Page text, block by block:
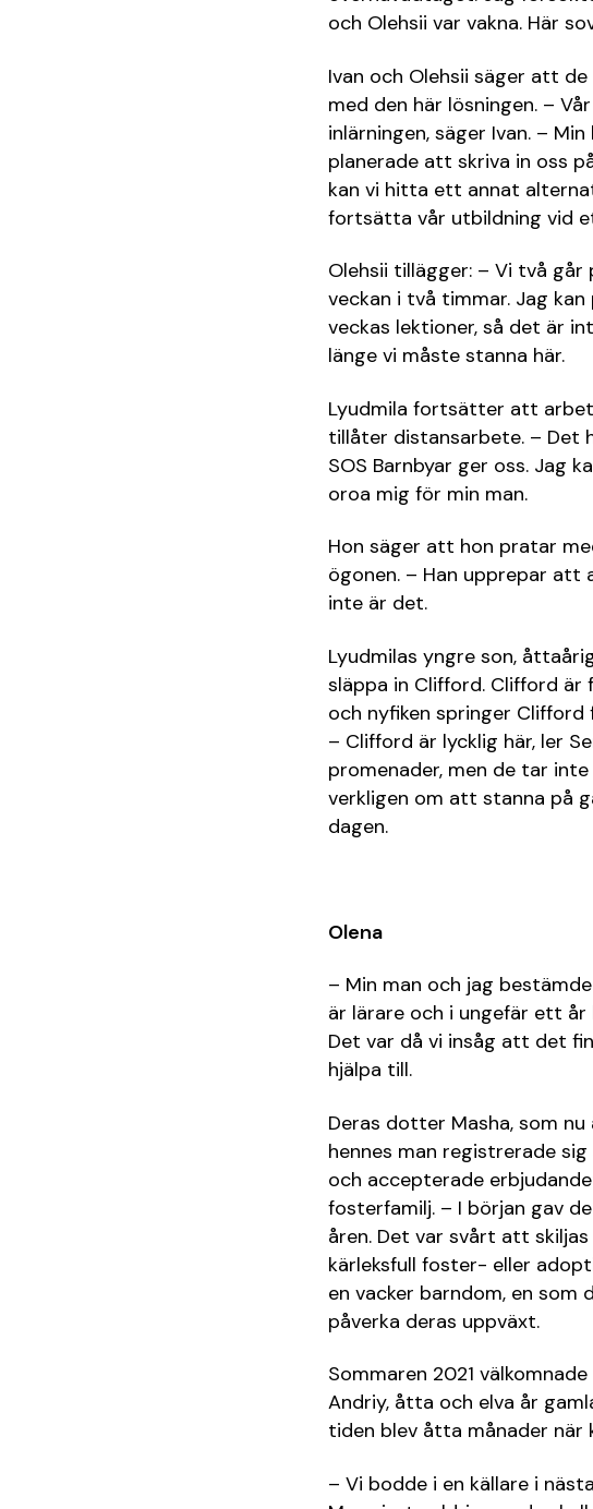
och Olehsii var vakna. Här
Ivan och Olehsii säger att
med den här lösningen. –
inlärningen, säger Ivan. –
planerade att skriva in oss
kan vi hitta ett annat
fortsätta vår utbildning vid
Olehsii tillägger: – Vi två
veckan i två timmar. Jag
veckas lektioner, så det är
länge vi måste stanna här.
Lyudmila fortsätter att
tillåter distansarbete. – Det
SOS Barnbyar ger oss. Jag
oroa mig för min man.
Hon säger att hon pratar
ögonen. – Han upprepar
inte är det.
Lyudmilas yngre son,
släppa in Clifford. Clifford är
och nyfiken springer
– Clifford är lycklig här, ler
promenader, men de tar
verkligen om att stanna på
dagen.
Olena
– Min man och jag
är lärare och i ungefär ett år
Det var då vi insåg att det
hjälpa till.
Deras dotter Masha, som
hennes man registrerade
och accepterade
fosterfamilj. – I början gav
åren. Det var svårt att
kärleksfull foster- eller
en vacker barndom, en som
påverka deras uppväxt.
Sommaren 2021
Andriy, åtta och elva år
tiden blev åtta månader när
– Vi bodde i en källare i